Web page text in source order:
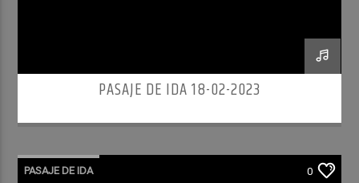
PASAJE DE IDA 18-02-2023
PASAJE DE IDA 0